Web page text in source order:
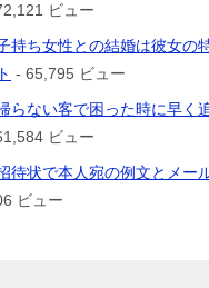
ビュー
持ち女性との結婚は彼女の
- 65,795 ビュー
らない客で困った時に早く
ビュー
待状で本人宛の例文とメー
ビュー